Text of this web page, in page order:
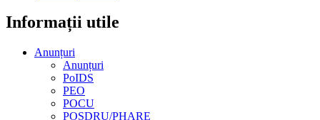
Informații utile​
Anunțuri
Anunțuri
PoIDS
PEO
POCU
POSDRU/PHARE